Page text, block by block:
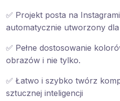
✅ Projekt posta na
automatycznie utworzony dla
✅ Pełne dostosowanie
obrazów i nie tylko.
✅ Łatwo i szybko twórz
sztucznej inteligencji